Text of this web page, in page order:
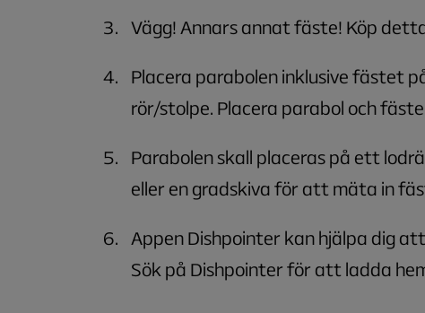
Vägg! Annars annat fäste! Köp
Placera parabolen inklusive fästet
rör/stolpe. Placera parabol och
Parabolen skall placeras på ett
eller en gradskiva för att mäta in
Appen Dishpointer kan hjälpa dig
Sök på Dishpointer för att ladda